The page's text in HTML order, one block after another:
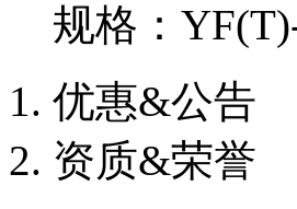
规格：
优惠&公告
资质&荣誉